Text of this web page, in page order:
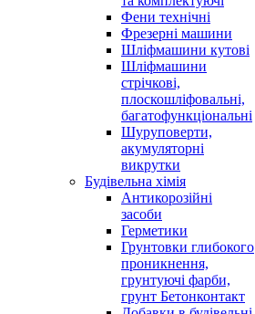
Фени технічні
Фрезерні машини
Шліфмашини кутові
Шліфмашини
стрічкові,
плоскошліфовальні,
багатофункціональні
Шуруповерти,
акумуляторні
викрутки
Будівельна хімія
Антикорозійні
засоби
Герметики
Грунтовки глибокого
проникнення,
грунтуючі фарби,
грунт Бетонконтакт